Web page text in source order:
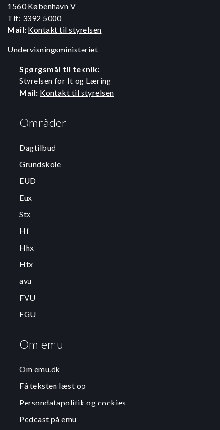
1560 København V
Tlf: 3392 5000
Mail: Kontakt til styrelsen
Undervisningsministeriet
Spørgsmål til teknik:
Styrelsen for It og Læring
Mail: Kontakt til styrelsen
Områder
Dagtilbud
Grundskole
EUD
Eux
Stx
Hf
Hhx
Htx
avu
FVU
FGU
Om emu
Om emu.dk
Få teksten læst op
Persondatapolitik og cookies
Podcast på emu